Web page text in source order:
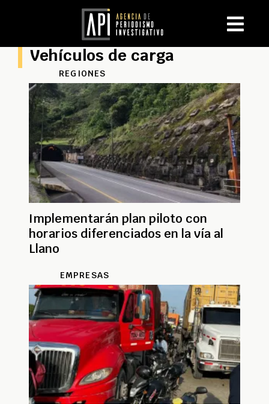
Vehículos de carga
REGIONES
Implementarán plan piloto con
horarios diferenciados en la vía al
Llano
EMPRESAS